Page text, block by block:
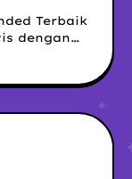
Terbaik
dengan